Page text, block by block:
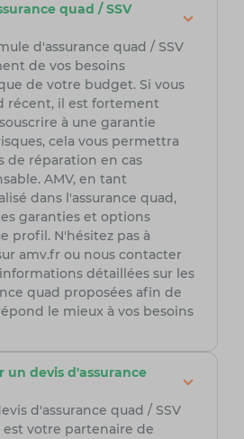
quad / SSV
d'assurance quad / SSV
de vos besoins
de votre budget. Si vous
récent, il est fortement
à une garantie
cela vous permettra
de réparation en cas
AMV, en tant
dans l'assurance quad,
garanties et options
profil. N'hésitez pas à
amv.fr ou nous contacter
détaillées sur les
quad proposées afin de
le mieux à vos besoins
un devis d'assurance
d'assurance quad / SSV
votre partenaire de